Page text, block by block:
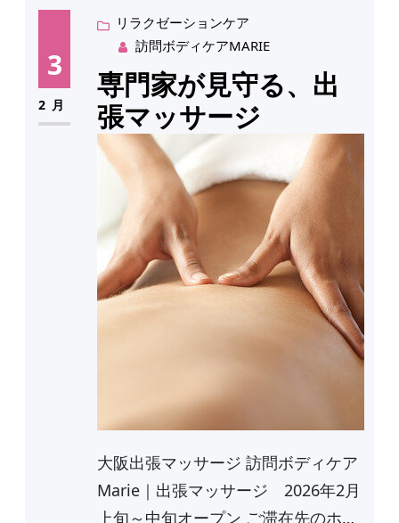
3
2月
リラクゼーションケア
訪問ボディケアMARIE
専門家が見守る、出
張マッサージ
大阪出張マッサージ 訪問ボディケア
Marie｜出張マッサージ 2026年2月
上旬～中旬オープン ご滞在先のホ